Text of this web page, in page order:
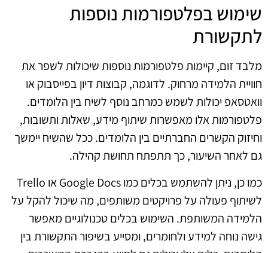
שימוש בפלטפורמות נוספות
לתקשורת
מלבד זום, קיימות פלטפורמות נוספות שיכולות לשפר את
חוויית הלמידה מרחוק. לדוגמה, קבוצות דיון בפייסבוק או
וואטסאפ יכולות לשמש כמרחב נוסף לשיח בין הלומדים.
פלטפורמות אלו מאפשרות שיתוף מידע, שאלות ותשובות,
וחיזוק הקשרים החברתיים בין הלומדים. ככל שהשיח יימשך
גם לאחר השיעור, כך תתפתח תחושת קהילה.
כמו כן, ניתן להשתמש בכלים כמו Google Docs או Trello
לשיתוף פעולה על פרויקטים משותפים, מה שיכול להקל על
הלמידה המשותפת. השימוש בכלים טכנולוגיים מאפשר
גישה נוחה למידע ולחומרים, ומסייע בשיפור התקשורת בין